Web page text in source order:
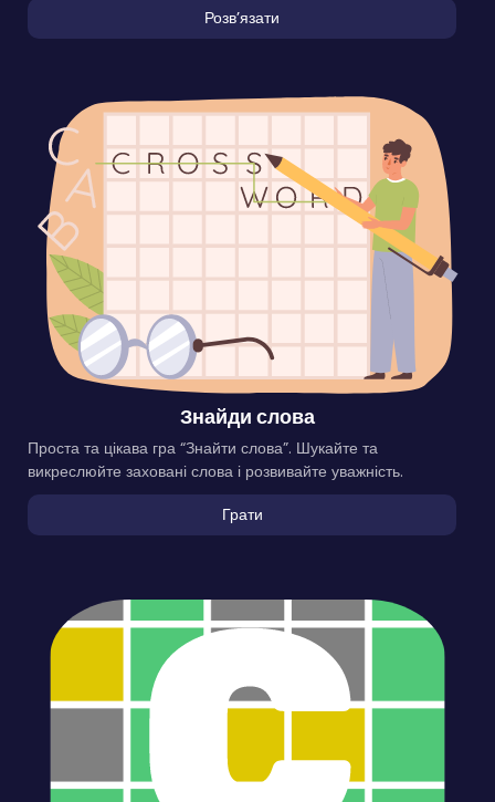
Розвʼязати
Знайди слова
Проста та цікава гра “Знайти слова”. Шукайте та
викреслюйте заховані слова і розвивайте уважність.
Грати